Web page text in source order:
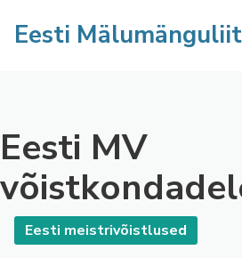
Eesti Mälumänguliit
Eesti MV
Eesti meistrivõistlused